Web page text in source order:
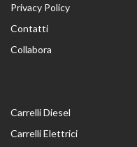
Privacy Policy
Contatti
Collabora
Carrelli Diesel
Carrelli Elettrici